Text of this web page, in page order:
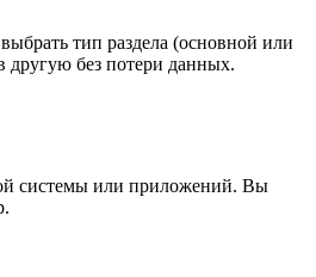
тип раздела (основной или
другую без потери данных.
системы или приложений. Вы